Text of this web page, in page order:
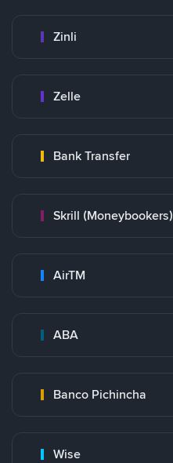
Zinli
Zelle
Bank Transfer
Skrill (Moneybookers)
AirTM
ABA
Banco Pichincha
Wise